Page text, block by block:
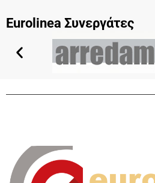
Eurolinea Συνεργάτες